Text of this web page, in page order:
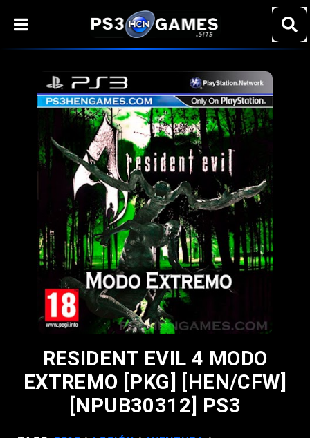
RESIDENT EVIL 4 MODO
EXTREMO [PKG] [HEN/CFW]
[NPUB30312] PS3